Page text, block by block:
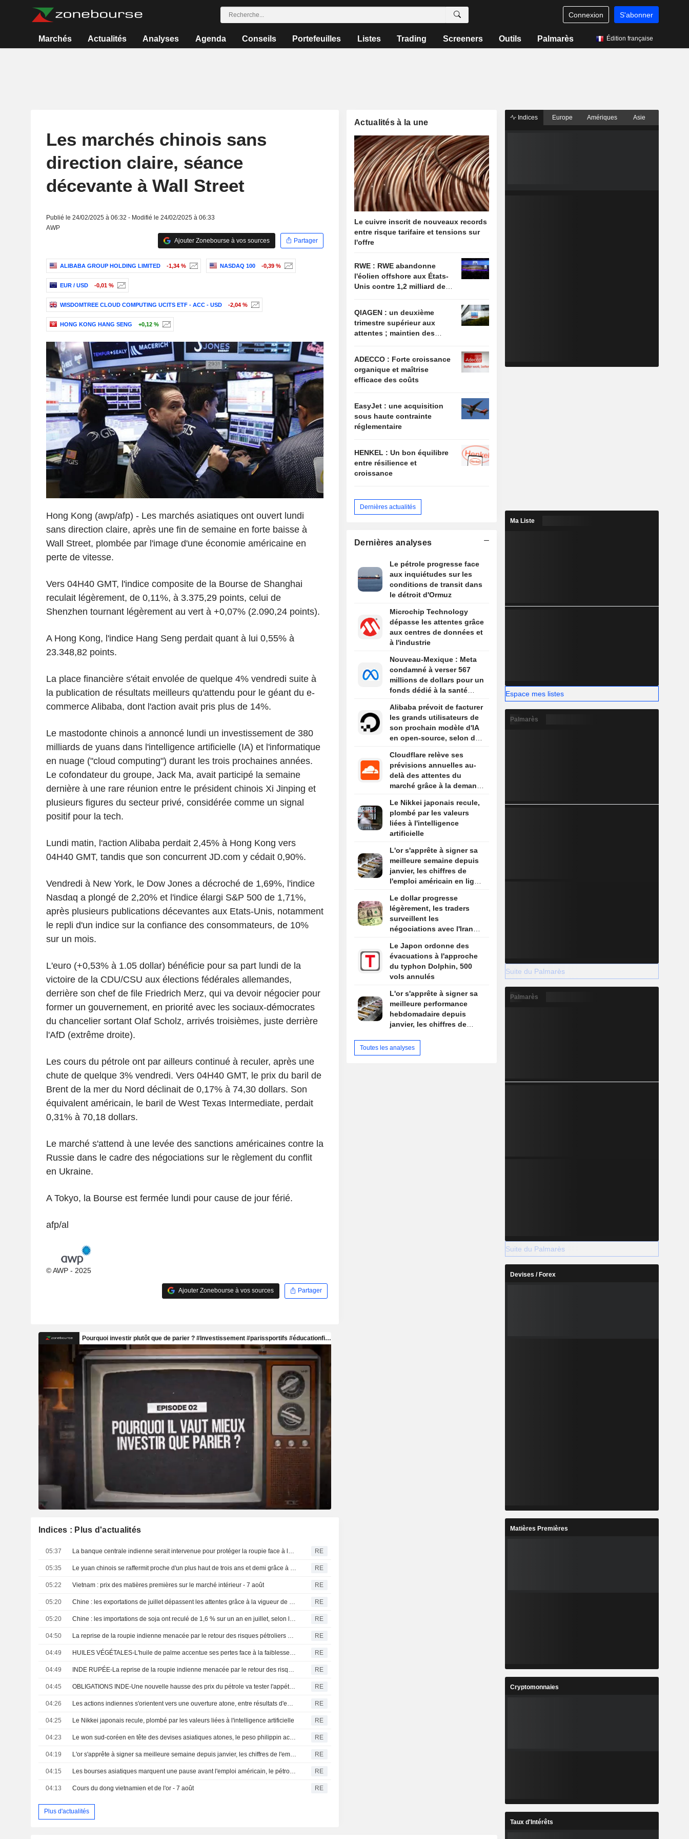
Connexion S'abonner
Marchés Actualités Analyses Agenda Conseils Portefeuilles Listes Trading Screeners Outils Palmarès Édition française
Les marchés chinois sans
direction claire, séance
décevante à Wall Street
Publié le 24/02/2025 à 06:32 - Modifié le 24/02/2025 à 06:33
AWP
Ajouter Zonebourse à vos sources
Partager
ALIBABA GROUP HOLDING LIMITED -1,34 % NASDAQ 100 -0,39 %
EUR / USD -0,01 %
WISDOMTREE CLOUD COMPUTING UCITS ETF - ACC - USD -2,04 %
HONG KONG HANG SENG +0,12 %
Hong Kong (awp/afp) - Les marchés asiatiques ont ouvert lundi
sans direction claire, après une fin de semaine en forte baisse à
Wall Street, plombée par l'image d'une économie américaine en
perte de vitesse.
Vers 04H40 GMT, l'indice composite de la Bourse de Shanghai
reculait légèrement, de 0,11%, à 3.375,29 points, celui de
Shenzhen tournant légèrement au vert à +0,07% (2.090,24 points).
A Hong Kong, l'indice Hang Seng perdait quant à lui 0,55% à
23.348,82 points.
La place financière s'était envolée de quelque 4% vendredi suite à
la publication de résultats meilleurs qu'attendu pour le géant du e-
commerce Alibaba, dont l'action avait pris plus de 14%.
Le mastodonte chinois a annoncé lundi un investissement de 380
milliards de yuans dans l'intelligence artificielle (IA) et l'informatique
en nuage ("cloud computing") durant les trois prochaines années.
Le cofondateur du groupe, Jack Ma, avait participé la semaine
dernière à une rare réunion entre le président chinois Xi Jinping et
plusieurs figures du secteur privé, considérée comme un signal
positif pour la tech.
Lundi matin, l'action Alibaba perdait 2,45% à Hong Kong vers
04H40 GMT, tandis que son concurrent JD.com y cédait 0,90%.
Vendredi à New York, le Dow Jones a décroché de 1,69%, l'indice
Nasdaq a plongé de 2,20% et l'indice élargi S&P 500 de 1,71%,
après plusieurs publications décevantes aux Etats-Unis, notamment
le repli d'un indice sur la confiance des consommateurs, de 10%
sur un mois.
L'euro (+0,53% à 1.05 dollar) bénéficie pour sa part lundi de la
victoire de la CDU/CSU aux élections fédérales allemandes,
derrière son chef de file Friedrich Merz, qui va devoir négocier pour
former un gouvernement, en priorité avec les sociaux-démocrates
du chancelier sortant Olaf Scholz, arrivés troisièmes, juste derrière
l'AfD (extrême droite).
Les cours du pétrole ont par ailleurs continué à reculer, après une
chute de quelque 3% vendredi. Vers 04H40 GMT, le prix du baril de
Brent de la mer du Nord déclinait de 0,17% à 74,30 dollars. Son
équivalent américain, le baril de West Texas Intermediate, perdait
0,31% à 70,18 dollars.
Le marché s'attend à une levée des sanctions américaines contre la
Russie dans le cadre des négociations sur le règlement du conflit
en Ukraine.
A Tokyo, la Bourse est fermée lundi pour cause de jour férié.
afp/al
© AWP - 2025
Ajouter Zonebourse à vos sources Partager
Indices : Plus d'actualités
05:37 RE
05:35 RE
05:22 Vietnam : prix des matières premières sur le marché intérieur - 7 août RE
05:20 RE
05:20 RE
04:50 RE
04:49 RE
04:49 RE
04:45 RE
04:26 RE
04:25 Le Nikkei japonais recule, plombé par les valeurs liées à l'intelligence artificielle RE
04:23 RE
04:19 RE
04:15 RE
04:13 Cours du dong vietnamien et de l'or - 7 août RE
Plus d'actualités
Actualités à la une
Le cuivre inscrit de nouveaux records
entre risque tarifaire et tensions sur
l'offre
RWE : RWE abandonne
l'éolien offshore aux États-
Unis contre 1,2 milliard de
QIAGEN : un deuxième
trimestre supérieur aux
attentes ; maintien des
ADECCO : Forte croissance
organique et maîtrise
efficace des coûts
EasyJet : une acquisition
sous haute contrainte
réglementaire
HENKEL : Un bon équilibre
entre résilience et
croissance
Dernières actualités
Dernières analyses
Le pétrole progresse face
aux inquiétudes sur les
conditions de transit dans
le détroit d'Ormuz
Microchip Technology
dépasse les attentes grâce
aux centres de données et
à l'industrie
Nouveau-Mexique : Meta
condamné à verser 567
millions de dollars pour un
fonds dédié à la santé
Alibaba prévoit de facturer
les grands utilisateurs de
son prochain modèle d'IA
en open-source, selon des
Cloudflare relève ses
prévisions annuelles au-
delà des attentes du
marché grâce à la demande
Le Nikkei japonais recule,
plombé par les valeurs
liées à l'intelligence
artificielle
L'or s'apprête à signer sa
meilleure semaine depuis
janvier, les chiffres de
l'emploi américain en ligne
Le dollar progresse
légèrement, les traders
surveillent les
négociations avec l'Iran
l'emploi américain
Le Japon ordonne des
évacuations à l'approche
du typhon Dolphin, 500
vols annulés
L'or s'apprête à signer sa
meilleure performance
hebdomadaire depuis
janvier, les chiffres de
de mire
Toutes les analyses
Indices Europe Amériques Asie
Ma Liste
Espace mes listes
Palmarès
Suite du Palmarès
Palmarès
Suite du Palmarès
Devises / Forex
Matières Premières
Cryptomonnaies
Taux d'Intérêts